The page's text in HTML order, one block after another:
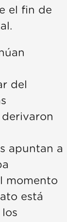
el fin de
del
apuntan a
momento
está